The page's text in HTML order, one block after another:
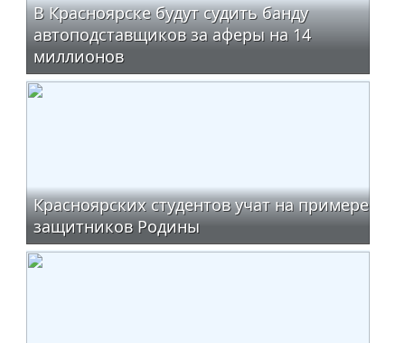
В Красноярске будут судить банду
автоподставщиков за аферы на 14
миллионов
Красноярских студентов учат на примере
защитников Родины